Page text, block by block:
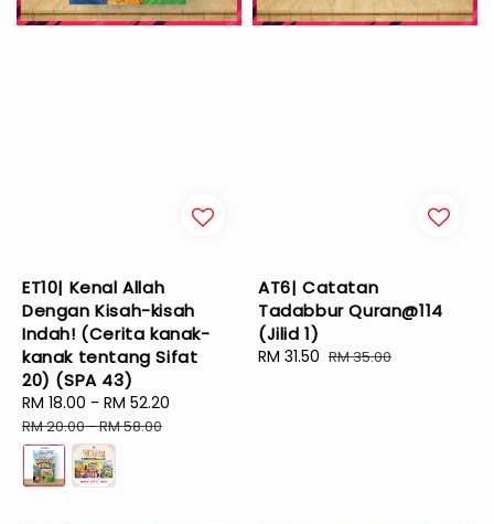
ET10| Kenal Allah
Dengan Kisah-kisah
Indah! (Cerita kanak-
kanak tentang Sifat
20) (SPA 43)
Sale
price
RM 18.00 - RM 52.20
RM 20.00-RM 58.00
AT6| Catatan
Tadabbur Quran@114
(Jilid 1)
Sale
RM 31.50 Regular
RM 35.00